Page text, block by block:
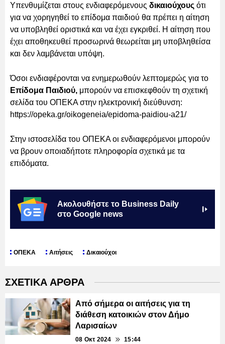
Υπενθυμίζεται στους ενδιαφερόμενους δικαιούχους ότι
για να χορηγηθεί το επίδομα παιδιού θα πρέπει η αίτηση
να υποβληθεί οριστικά και να έχει εγκριθεί. Η αίτηση που
έχει αποθηκευθεί προσωρινά θεωρείται μη υποβληθείσα
και δεν λαμβάνεται υπόψη.
Όσοι ενδιαφέρονται να ενημερωθούν λεπτομερώς για το
Επίδομα Παιδιού, μπορούν να επισκεφθούν τη σχετική
σελίδα του ΟΠΕΚΑ στην ηλεκτρονική διεύθυνση:
https://opeka.gr/oikogeneia/epidoma-paidiou-a21/
Στην ιστοσελίδα του ΟΠΕΚΑ οι ενδιαφερόμενοι μπορούν
να βρουν οποιαδήποτε πληροφορία σχετικά με τα
επιδόματα.
Ακολουθήστε το Business Daily
στο Google news
ΟΠΕΚΑ Αιτήσεις Δικαιούχοι
ΣΧΕΤΙΚΑ ΑΡΘΡΑ
Από σήμερα οι αιτήσεις για τη
διάθεση κατοικιών στον Δήμο
Λαρισαίων
08 Οκτ 2024 15:44